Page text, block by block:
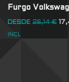
Furgo
DESDE 26,14€
INCL